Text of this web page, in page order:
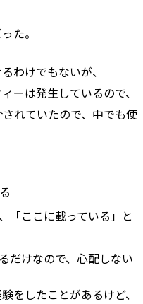
た。
わけでもないが、
ーは発生しているので、
れていたので、中でも使
「ここに載っている」と
だけなので、心配しない
をしたことがあるけど、